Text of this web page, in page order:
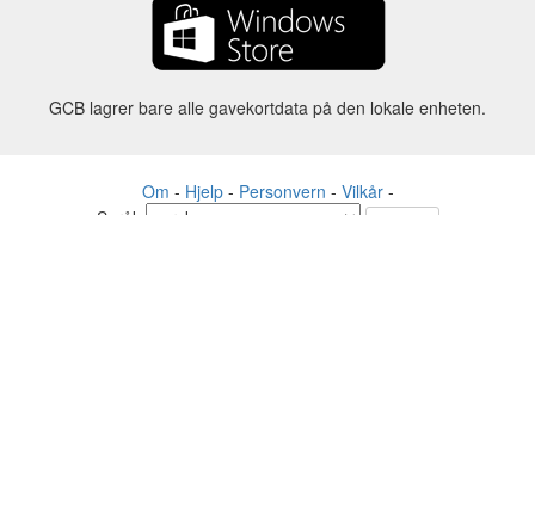
GCB lagrer bare alle gavekortdata på den lokale enheten.
Om - Hjelp- Personvern - Vilkår-
Språk